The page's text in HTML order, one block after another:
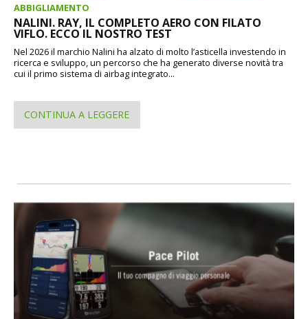
ABBIGLIAMENTO
NALINI. RAY, IL COMPLETO AERO CON FILATO
VIFLO. ECCO IL NOSTRO TEST
Nel 2026 il marchio Nalini ha alzato di molto l’asticella investendo in
ricerca e sviluppo, un percorso che ha generato diverse novità tra
cui il primo sistema di airbag integrato...
CONTINUA A LEGGERE